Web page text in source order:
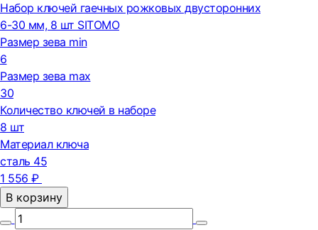
Набор ключей гаечных рожковых двусторонних
6-30 мм, 8 шт SITOMO
Размер зева min
6
Размер зева max
30
Количество ключей в наборе
8 шт
Материал ключа
сталь 45
1 556 ₽
В корзину